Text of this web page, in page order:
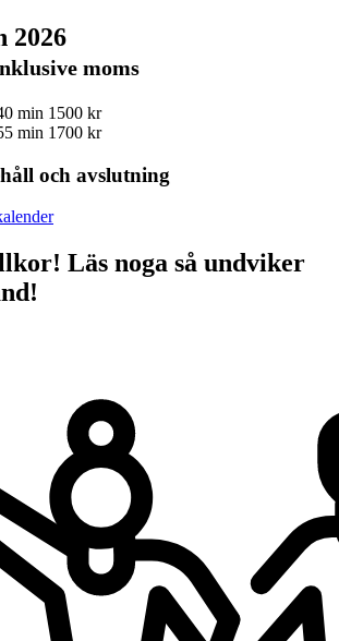
2026
moms
min 1500 kr
min 1700 kr
och avslutning
Läs noga så undviker